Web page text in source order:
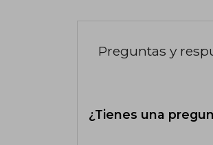
Preguntas y
¿Tienes una